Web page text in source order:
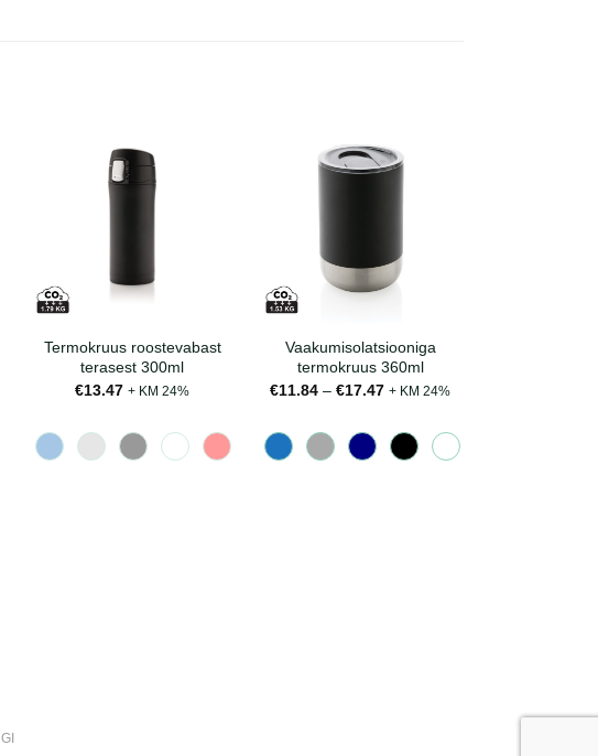
Termokruus roostevabast
terasest 300ml
€13.47 + KM 24%
Vaakumisolatsiooniga
termokruus 360ml
€11.84 – €17.47Hinnavahemik:
€17.47
+ KM 24%